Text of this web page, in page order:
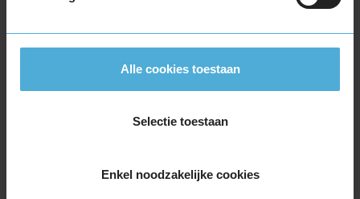
Alle cookies toestaan
Selectie toestaan
Enkel noodzakelijke cookies
255/50R19 107W EXTRALOAD
255/50R19 107W EXTRALOAD
255/50R19 107W EXTRALOAD
265/35R19 98Y EXTRALOAD
275/40R19 105Y EXTRALOAD